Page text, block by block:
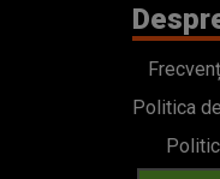
Politica